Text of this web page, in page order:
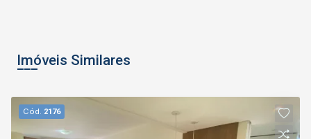
Imóveis Similares
Cód. 2176